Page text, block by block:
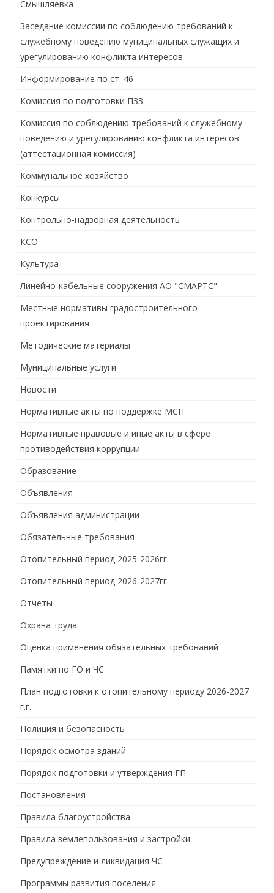
Смышляевка
Заседание комиссии по соблюдению требований к
служебному поведению муниципальных служащих и
урегулированию конфликта интересов
Информирование по ст. 46
Комиссия по подготовки ПЗЗ
Комиссия по соблюдению требований к служебному
поведению и урегулированию конфликта интересов
(аттестационная комиссия)
Коммунальное хозяйство
Конкурсы
Контрольно-надзорная деятельность
КСО
Культура
Линейно-кабельные сооружения АО "СМАРТС"
Местные нормативы градостроительного
проектирования
Методические материалы
Муниципальные услуги
Новости
Нормативные акты по поддержке МСП
Нормативные правовые и иные акты в сфере
противодействия коррупции
Образование
Объявления
Объявления администрации
Обязательные требования
Отопительный период 2025-2026гг.
Отопительный период 2026-2027гг.
Отчеты
Охрана труда
Оценка применения обязательных требований
Памятки по ГО и ЧС
План подготовки к отопительному периоду 2026-2027
г.г.
Полиция и безопасность
Порядок осмотра зданий
Порядок подготовки и утверждения ГП
Постановления
Правила благоустройства
Правила землепользования и застройки
Предупреждение и ликвидация ЧС
Программы развития поселения